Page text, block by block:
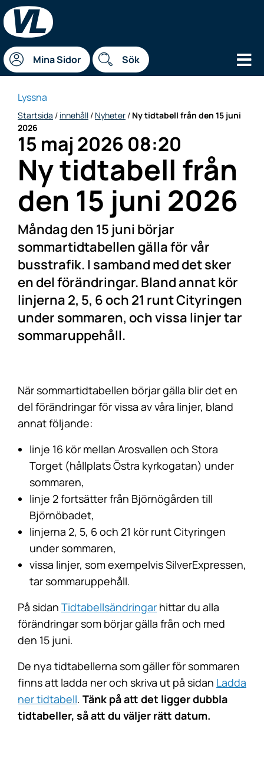
Mina Sidor Sök
Lyssna
Startsida / innehåll / Nyheter / Ny tidtabell från den 15 juni
2026
Datum
15 maj 2026 08:20
Ny tidtabell från
den 15 juni 2026
Måndag den 15 juni börjar
sommartidtabellen gälla för vår
busstrafik. I samband med det sker
en del förändringar. Bland annat kör
linjerna 2, 5, 6 och 21 runt Cityringen
under sommaren, och vissa linjer tar
sommaruppehåll.
När sommartidtabellen börjar gälla blir det en
del förändringar för vissa av våra linjer, bland
annat följande:
linje 16 kör mellan Arosvallen och Stora
Torget (hållplats Östra kyrkogatan) under
sommaren,
linje 2 fortsätter från Björnögården till
Björnöbadet,
linjerna 2, 5, 6 och 21 kör runt Cityringen
under sommaren,
vissa linjer, som exempelvis SilverExpressen,
tar sommaruppehåll.
På sidan Tidtabellsändringar hittar du alla
förändringar som börjar gälla från och med
den 15 juni.
De nya tidtabellerna som gäller för sommaren
finns att ladda ner och skriva ut på sidan Ladda
ner tidtabell. Tänk på att det ligger dubbla
tidtabeller, så att du väljer rätt datum.